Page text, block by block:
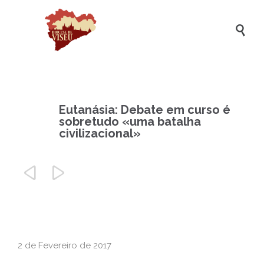

Eutanásia: Debate em curso é
sobretudo «uma batalha
civilizacional»
 
2 de Fevereiro de 2017